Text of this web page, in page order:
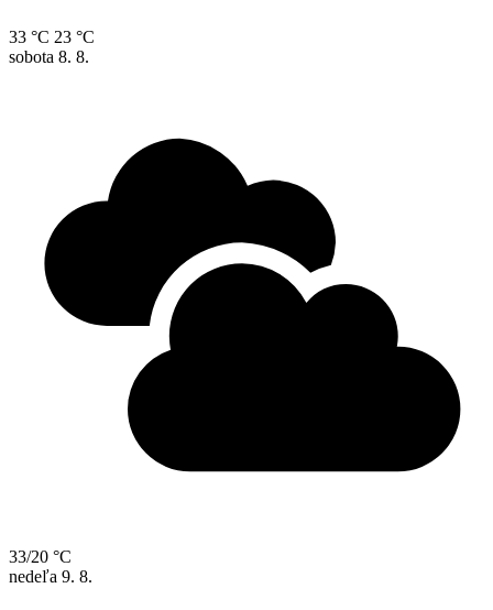
33 °C 23 °C
sobota 8. 8.
33/20 °C
nedeľa 9. 8.